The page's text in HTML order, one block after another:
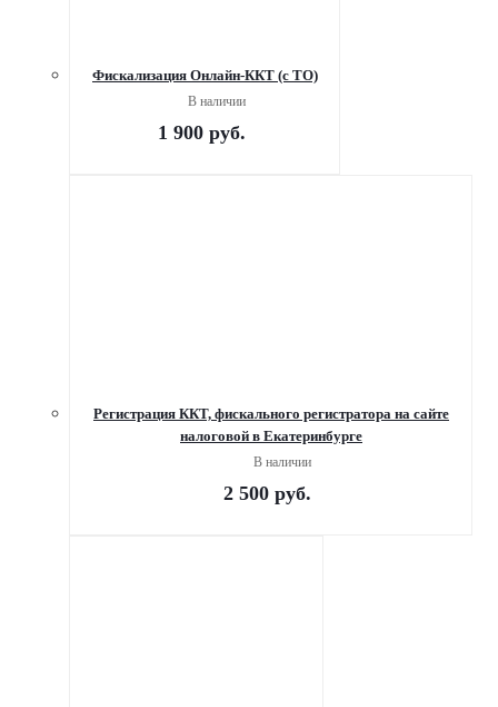
Фискализация Онлайн-ККТ (с ТО)
В наличии
1 900руб.
Регистрация ККТ, фискального регистратора на сайте
налоговой в Екатеринбурге
В наличии
2 500 руб.